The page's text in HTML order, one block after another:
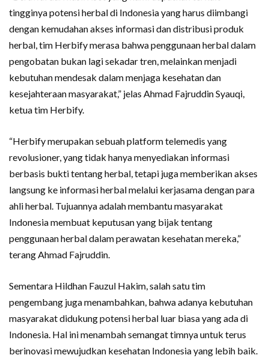
tingginya potensi herbal di Indonesia yang harus diimbangi
dengan kemudahan akses informasi dan distribusi produk
herbal, tim Herbify merasa bahwa penggunaan herbal dalam
pengobatan bukan lagi sekadar tren, melainkan menjadi
kebutuhan mendesak dalam menjaga kesehatan dan
kesejahteraan masyarakat,” jelas Ahmad Fajruddin Syauqi,
ketua tim Herbify.
“Herbify merupakan sebuah platform telemedis yang
revolusioner, yang tidak hanya menyediakan informasi
berbasis bukti tentang herbal, tetapi juga memberikan akses
langsung ke informasi herbal melalui kerjasama dengan para
ahli herbal. Tujuannya adalah membantu masyarakat
Indonesia membuat keputusan yang bijak tentang
penggunaan herbal dalam perawatan kesehatan mereka,”
terang Ahmad Fajruddin.
Sementara Hildhan Fauzul Hakim, salah satu tim
pengembang juga menambahkan, bahwa adanya kebutuhan
masyarakat didukung potensi herbal luar biasa yang ada di
Indonesia. Hal ini menambah semangat timnya untuk terus
berinovasi mewujudkan kesehatan Indonesia yang lebih baik.